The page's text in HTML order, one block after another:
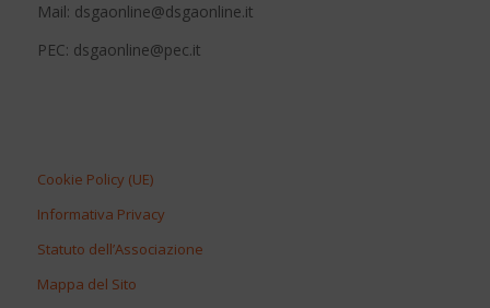
Mail: dsgaonline@dsgaonline.it
PEC: dsgaonline@pec.it
Cookie Policy (UE)
Informativa Privacy
Statuto dell’Associazione
Mappa del Sito